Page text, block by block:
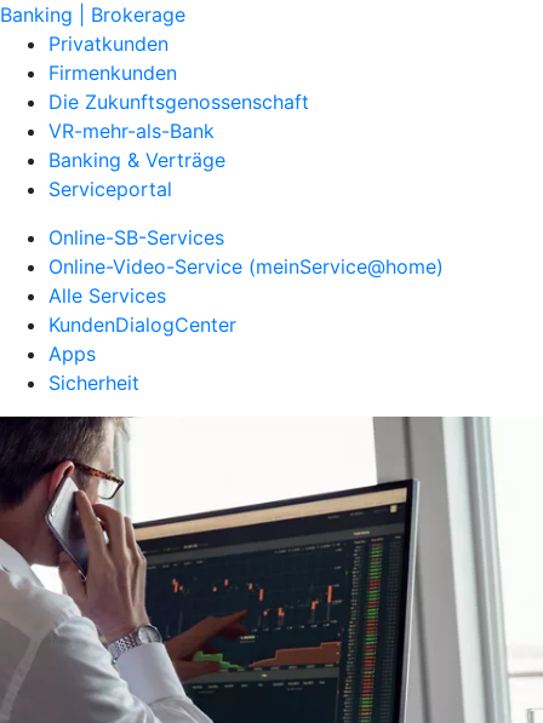
Banking | Brokerage
Privatkunden
Firmenkunden
Die Zukunftsgenossenschaft
VR-mehr-als-Bank
Banking & Verträge
Serviceportal
Online-SB-Services
Online-Video-Service (meinService@home)
Alle Services
KundenDialogCenter
Apps
Sicherheit